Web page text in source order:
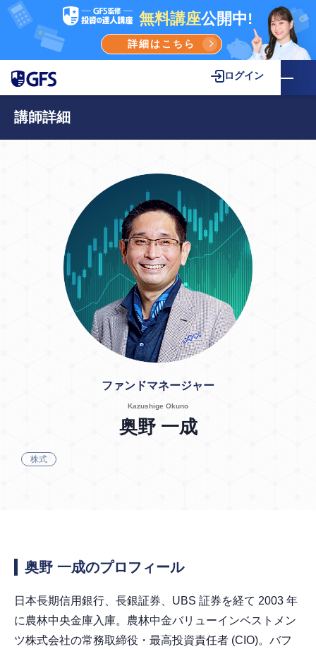
無料講座公開中!
詳細はこちら
ログイン
講師詳細
ファンドマネージャー
Kazushige Okuno
奥野 一成
株式
奥野 一成のプロフィール
日本長期信用銀行、長銀証券、UBS 証券を経て 2003 年
に農林中央金庫入庫。農林中金バリューインベストメン
ツ株式会社の常務取締役・最高投資責任者 (CIO)。バフ